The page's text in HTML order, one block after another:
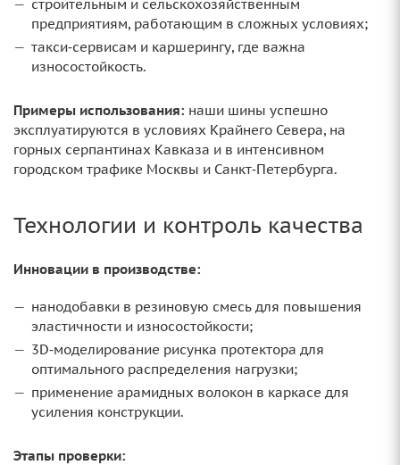
строительным и сельскохозяйственным
предприятиям, работающим в сложных условиях;
такси‑сервисам и каршерингу, где важна
износостойкость.
Примеры использования: наши шины успешно
эксплуатируются в условиях Крайнего Севера, на
горных серпантинах Кавказа и в интенсивном
городском трафике Москвы и Санкт‑Петербурга.
Технологии и контроль качества
Инновации в производстве:
нанодобавки в резиновую смесь для повышения
эластичности и износостойкости;
3D‑моделирование рисунка протектора для
оптимального распределения нагрузки;
применение арамидных волокон в каркасе для
усиления конструкции.
Этапы проверки: